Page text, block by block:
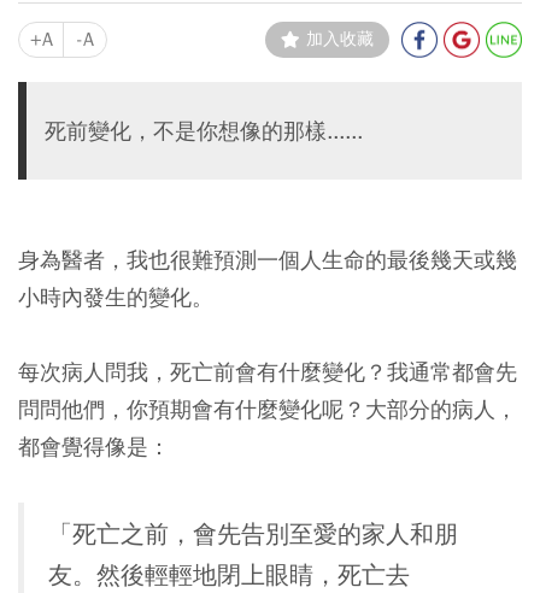
+A -A 加入收藏
死前變化，不是你想像的那樣......
身為醫者，我也很難預測一個人生命的最後幾天或幾
小時內發生的變化。
每次病人問我，死亡前會有什麼變化？我通常都會先
問問他們，你預期會有什麼變化呢？大部分的病人，
都會覺得像是：
「死亡之前，會先告別至愛的家人和朋
友。然後輕輕地閉上眼睛，死亡去